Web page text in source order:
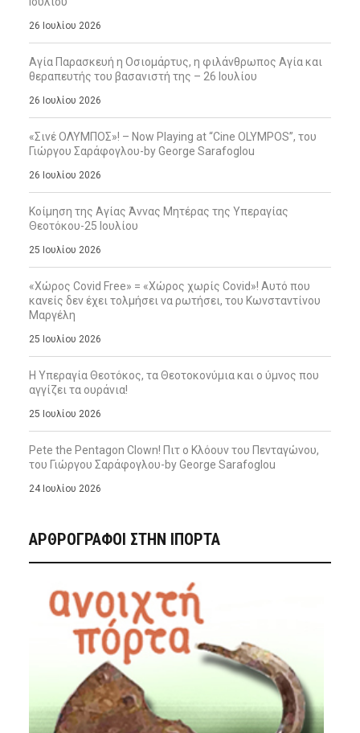
26 Ιουλίου 2026
Αγία Παρασκευή η Οσιομάρτυς, η φιλάνθρωπος Αγία και
θεραπευτής του βασανιστή της – 26 Ιουλίου
26 Ιουλίου 2026
«Σινέ ΟΛΥΜΠΟΣ»! – Now Playing at “Cine OLYMPOS”, του
Γιώργου Σαράφογλου-by George Sarafoglou
26 Ιουλίου 2026
Κοίμηση της Αγίας Άννας Μητέρας της Υπεραγίας
Θεοτόκου-25 Ιουλίου
25 Ιουλίου 2026
«Χώρος Covid Free» = «Χώρος χωρίς Covid»! Αυτό που
κανείς δεν έχει τολμήσει να ρωτήσει, του Κωνσταντίνου
Μαργέλη
25 Ιουλίου 2026
Η Υπεραγία Θεοτόκος, τα Θεοτοκονύμια και ο ύμνος που
αγγίζει τα ουράνια!
25 Ιουλίου 2026
Pete the Pentagon Clown! Πιτ ο Κλόουν του Πενταγώνου,
του Γιώργου Σαράφογλου-by George Sarafoglou
24 Ιουλίου 2026
ΑΡΘΡΟΓΡΑΦΟΙ ΣΤΗΝ IΠΟΡΤΑ